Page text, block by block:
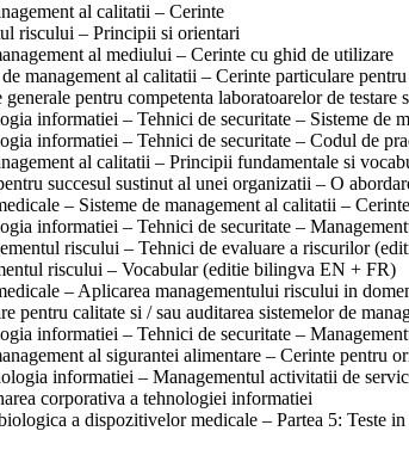
al calitatii – Cerinte
riscului – Principii si orientari
al mediului – Cerinte cu ghid de utilizare
de management al calitatii – Cerinte particulare
generale pentru competenta laboratoarelor de testare
informatiei – Tehnici de securitate – Sisteme de
informatiei – Tehnici de securitate – Codul de
al calitatii – Principii fundamentale si
succesul sustinut al unei organizatii – O
– Sisteme de management al calitatii –
informatiei – Tehnici de securitate –
riscului – Tehnici de evaluare a riscurilor
riscului – Vocabular (editie bilingva EN + FR)
– Aplicarea managementului riscului in
pentru calitate si / sau auditarea sistemelor de
informatiei – Tehnici de securitate –
al sigurantei alimentare – Cerinte pentru
informatiei – Managementul activitatii de
corporativa a tehnologiei informatiei
a dispozitivelor medicale – Partea 5: Teste